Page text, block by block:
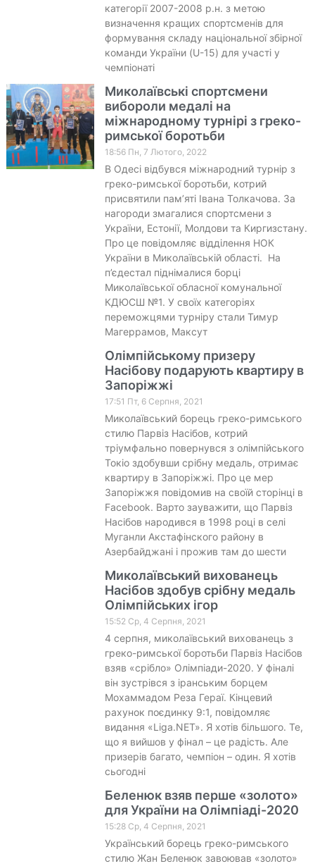
категорії 2007-2008 р.н. з метою
визначення кращих спортсменів для
формування складу національної збірної
команди України (U-15) для участі у
чемпіонаті
Миколаївські спортсмени
вибороли медалі на
міжнародному турнірі з греко-
римської боротьби
18:56 Пн, 7 Лютого, 2022
В Одесі відбувся міжнародний турнір з
греко-римської боротьби, котрий
присвятили пам’яті Івана Толкачова. За
нагороди змагалися спортсмени з
України, Естонії, Молдови та Киргизстану.
Про це повідомляє відділення НОК
України в Миколаївській області. На
п’єдестал піднімалися борці
Миколаївської обласної комунальної
КДЮСШ №1. У своїх категоріях
переможцями турніру стали Тимур
Магеррамов, Максут
Олімпійському призеру
Насібову подарують квартиру в
Запоріжжі
17:51 Пт, 6 Серпня, 2021
Миколаївський борець греко-римського
стилю Парвіз Насібов, котрий
тріумфально повернувся з олімпійського
Токіо здобувши срібну медаль, отримає
квартиру в Запоріжжі. Про це мер
Запоріжжя повідомив на своїй сторінці в
Facebook. Варто зауважити, що Парвіз
Насібов народився в 1998 році в селі
Муганли Акстафінского району в
Азербайджані і прожив там до шести
Миколаївський вихованець
Насібов здобув срібну медаль
Олімпійських ігор
15:52 Ср, 4 Серпня, 2021
4 серпня, миколаївський вихованець з
греко-римської боротьби Парвіз Насібов
взяв «срібло» Олімпіади-2020. У фіналі
він зустрівся з іранським борцем
Мохаммадом Реза Гераї. Кінцевий
рахунок поєдинку 9:1, повідомляє
видання «Liga.NET». Я хотів більшого. Те,
що я вийшов у фінал – це радість. Але
призерів багато, чемпіон – один. Я хотів
сьогодні
Беленюк взяв перше «золото»
для України на Олімпіаді-2020
15:28 Ср, 4 Серпня, 2021
Український борець греко-римського
стилю Жан Беленюк завоював «золото»